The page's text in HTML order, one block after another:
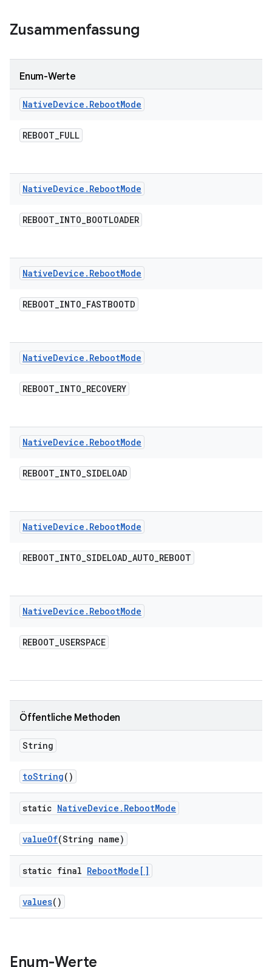
Zusammenfassung
Enum-Werte
NativeDevice . RebootMode
REBOOT_FULL
NativeDevice . RebootMode
REBOOT_INTO_BOOTLOADER
NativeDevice . RebootMode
REBOOT_INTO_FASTBOOTD
NativeDevice . RebootMode
REBOOT_INTO_RECOVERY
NativeDevice . RebootMode
REBOOT_INTO_SIDELOAD
NativeDevice . RebootMode
REBOOT_INTO_SIDELOAD_AUTO_REBOOT
NativeDevice . RebootMode
REBOOT_USERSPACE
Öffentliche Methoden
String
toString()
static NativeDevice . RebootMode
valueOf(String name)
static final RebootMode[]
values()
Enum-Werte